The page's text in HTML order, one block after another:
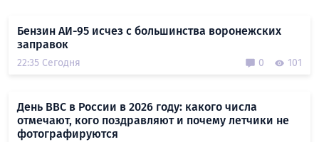
Бензин АИ-95 исчез с большинства воронежских
заправок
22:35 Сегодня 0 101
День ВВС в России в 2026 году: какого числа
отмечают, кого поздравляют и почему летчики не
фотографируются